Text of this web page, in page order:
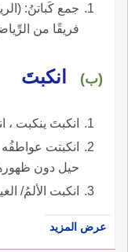
جمع كَباتنُ:
فريقًا من
(ب) انكبتَ
انكبتَ ينكبت ،
انكبتت
حيل دون
انكبت الألمُ/
عرض المزيد